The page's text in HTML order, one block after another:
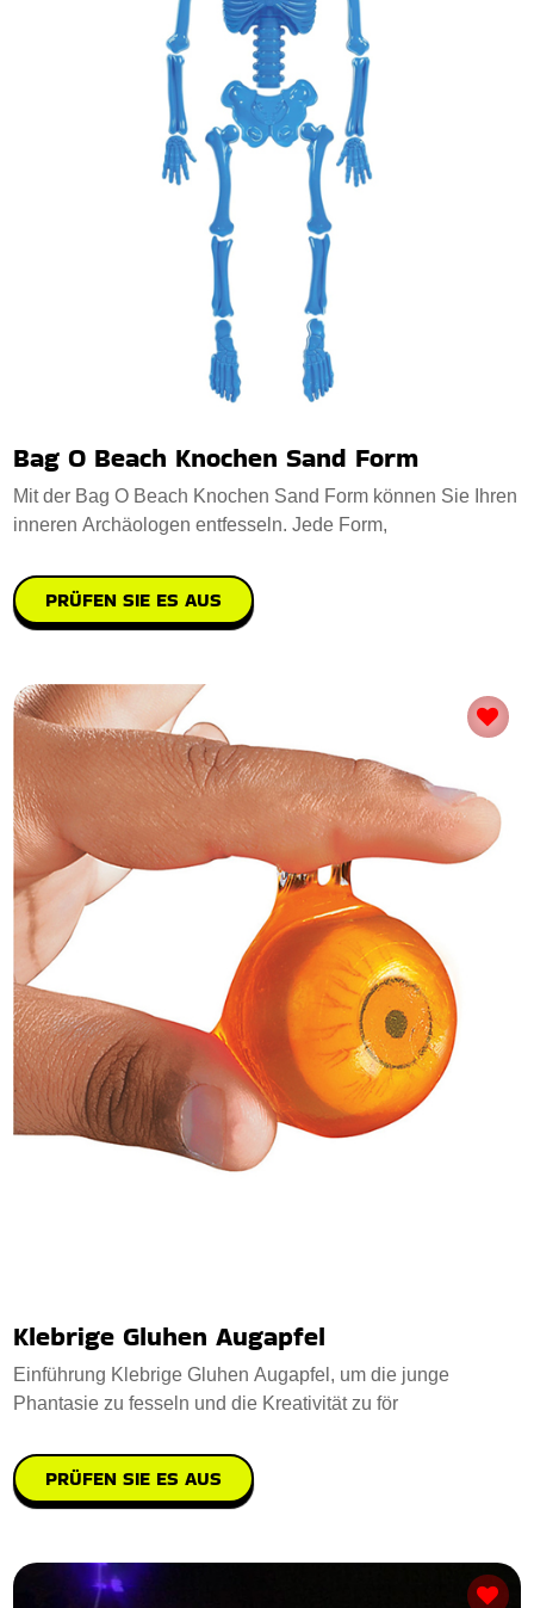
Bag O Beach Knochen Sand Form
Mit der Bag O Beach Knochen Sand Form können Sie Ihren
inneren Archäologen entfesseln. Jede Form,
PRÜFEN SIE ES AUS
Klebrige Gluhen Augapfel
Einführung Klebrige Gluhen Augapfel, um die junge
Phantasie zu fesseln und die Kreativität zu för
PRÜFEN SIE ES AUS